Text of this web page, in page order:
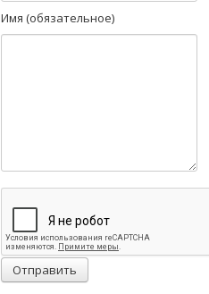
Имя (обязательное)
Отправить